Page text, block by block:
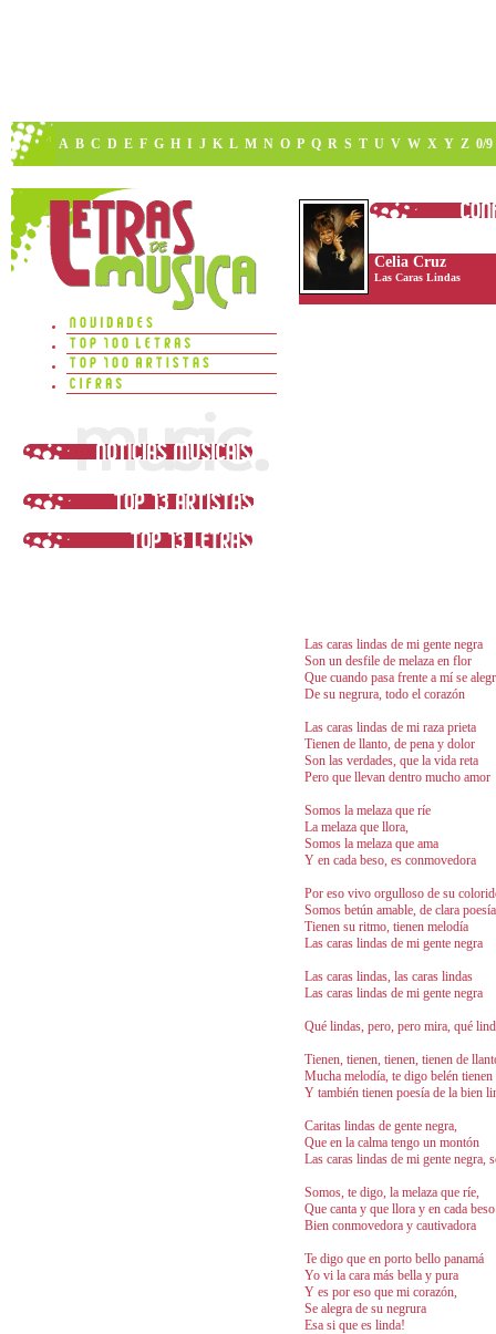
A B C D E F G H I J K L M N O P Q R S T U V W X Y Z 0/9
Celia Cruz
Las Caras Lindas
Las caras lindas de mi gente negra
Son un desfile de melaza en flor
Que cuando pasa frente a mí se
De su negrura, todo el corazón
Las caras lindas de mi raza prieta
Tienen de llanto, de pena y dolor
Son las verdades, que la vida reta
Pero que llevan dentro mucho amor
Somos la melaza que ríe
La melaza que llora,
Somos la melaza que ama
Y en cada beso, es conmovedora
Por eso vivo orgulloso de su
Somos betún amable, de clara poesía
Tienen su ritmo, tienen melodía
Las caras lindas de mi gente negra
Las caras lindas, las caras lindas
Las caras lindas de mi gente negra
Qué lindas, pero, pero mira, qué
Tienen, tienen, tienen, tienen de
Mucha melodía, te digo belén tienen
Y también tienen poesía de la bien
Caritas lindas de gente negra,
Que en la calma tengo un montón
Las caras lindas de mi gente negra,
Somos, te digo, la melaza que ríe,
Que canta y que llora y en cada beso
Bien conmovedora y cautivadora
Te digo que en porto bello panamá
Yo vi la cara más bella y pura
Y es por eso que mi corazón,
Se alegra de su negrura
Esa si que es linda!